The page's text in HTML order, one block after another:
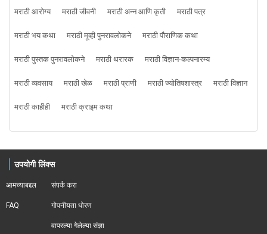
मराठी आरोग्य
मराठी जीवनी मराठी अन्न आणि कृती
मराठी पत्र
मराठी भय कथा
मराठी मूव्ही पुनरावलोकने
मराठी पौराणिक कथा
मराठी पुस्तक पुनरावलोकने
मराठी थरारक
मराठी विज्ञान-कल्पनारम्य
मराठी व्यवसाय
मराठी खेळ मराठी प्राणी मराठी ज्योतिषशास्त्र
मराठी विज्ञान
मराठी काहीही
मराठी क्राइम कथा
उपयोगी लिंक्स
आमच्याबद्दल
FAQ
संपर्क करा
गोपनीयता धोरण
वापरल्या गेलेल्या संज्ञा